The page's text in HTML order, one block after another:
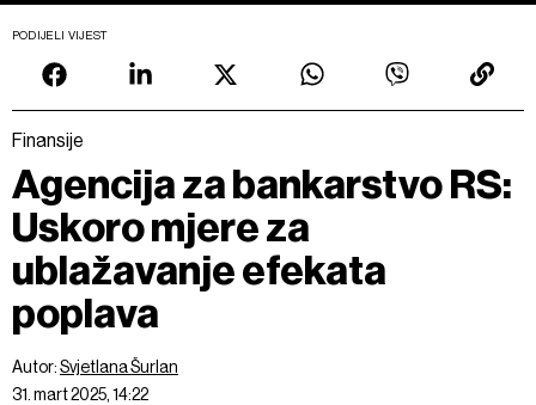
PODIJELI VIJEST
Finansije
Agencija za bankarstvo RS:
Uskoro mjere za
ublažavanje efekata
poplava
Autor:Svjetlana Šurlan
31. mart 2025, 14:22